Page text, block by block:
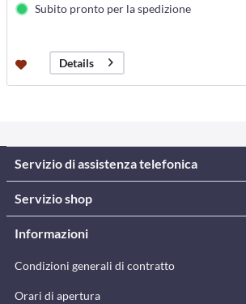
Subito pronto per la spedizione
Details
Servizio di assistenza telefonica
Servizio shop
Informazioni
Condizioni generali di contratto
Orari di apertura